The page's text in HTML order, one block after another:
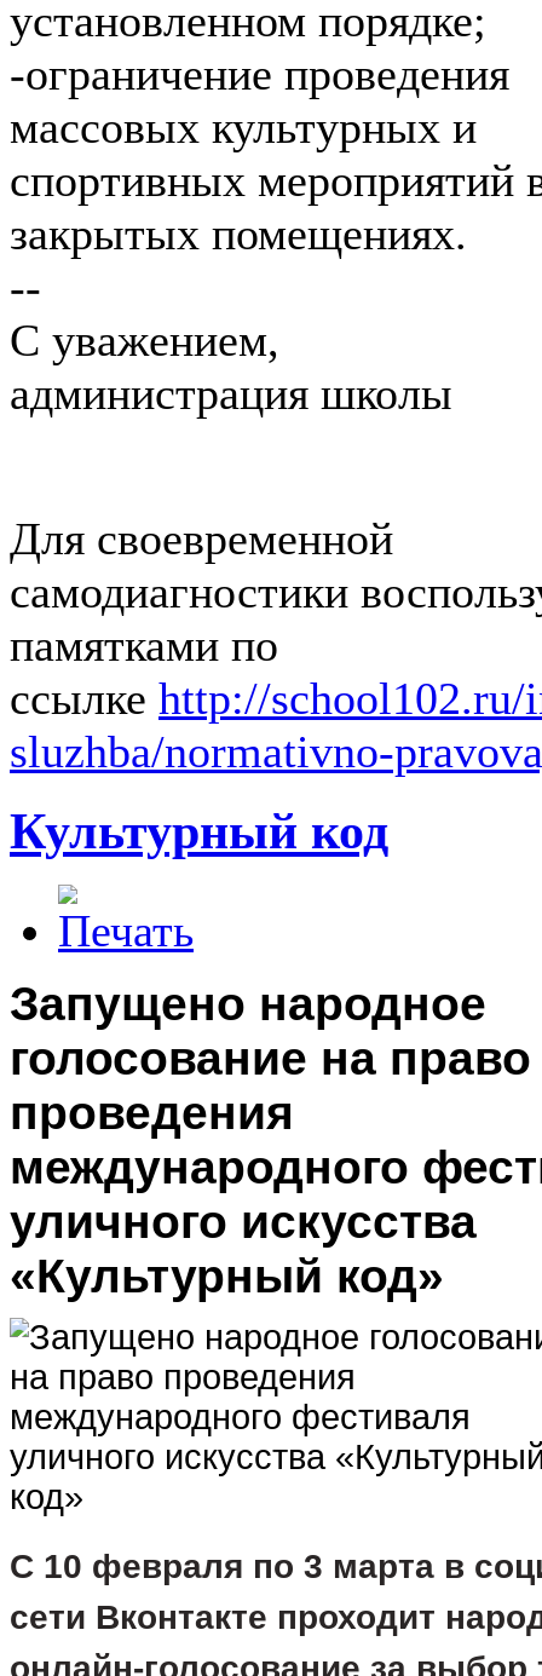
установленном порядке;
-ограничение проведения
массовых культурных и
спортивных мероприятий
закрытых помещениях.
--
С уважением,
администрация школы
Для своевременной
самодиагностики
памятками по
ссылке http://school102.ru/
sluzhba/normativno-
Культурный код
Запущено народное
голосование на право
проведения
международного
уличного искусства
«Культурный код»
С 10 февраля по 3 марта в
сети Вконтакте проходит
онлайн-голосование за выбор